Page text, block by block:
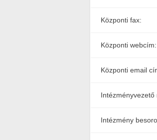
Központi fax:
Központi webcím:
Központi email
Intézményvezető
Intézmény